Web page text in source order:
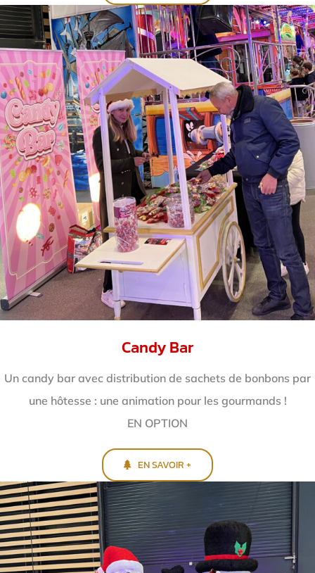
Candy Bar
Un candy bar avec distribution de sachets de bonbons par
une hôtesse : une animation pour les gourmands !
EN OPTION
EN SAVOIR +